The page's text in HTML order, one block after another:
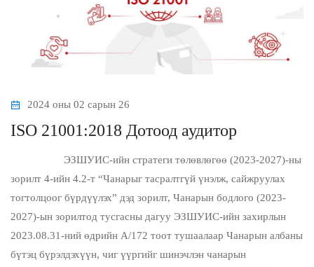
2024 оны 02 сарын 26
ISO 21001:2018 Дотоод аудитор
ЭЗШУИС-ийн стратеги төлөвлөгөө (2023-2027)-ны
зорилт 4-ийн 4.2-т “Чанарыг тасралтгүй үнэлж, сайжруулах
тогтолцоог бүрдүүлэх” дэд зорилт, Чанарын бодлого (2023-
2027)-ын зорилтод тусгасны дагуу ЭЗШУИС-ийн захирлын
2023.08.31-ний өдрийн А/172 тоот тушаалаар Чанарын албаны
бүтэц бүрэлдэхүүн, чиг үүргийг шинэчлэн чанарын